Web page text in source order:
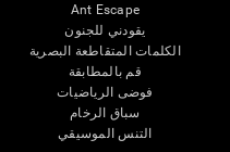
Ant Escape
يقودني للجنون
الكلمات المتقاطعة البصرية
قم بالمطابقة
فوضى الرياضيات
سباق الرخام
التنس الموسيقي